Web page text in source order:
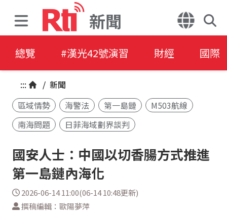
新聞
總覽 #漢光42號演習 財經 國際
::: / 新聞
區域情勢
海警法 第一島鏈
M503航線
南海問題
日菲海域劃界談判
國安人士：中國以切香腸方式推進
第一島鏈內海化
2026-06-14 11:00(06-14 10:48更新)
撰稿編輯：歐陽夢萍